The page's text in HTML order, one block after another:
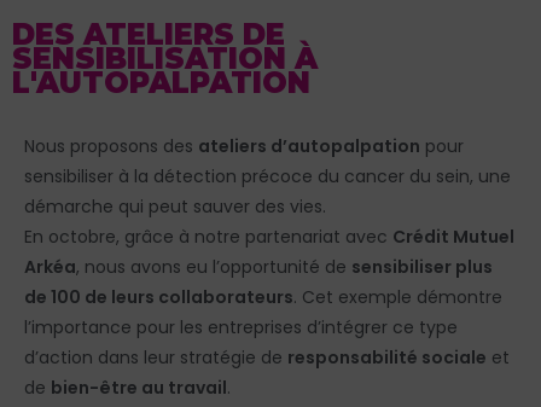
DES ATELIERS DE
SENSIBILISATION À
L'AUTOPALPATION
Nous proposons des ateliers d’autopalpation pour
sensibiliser à la détection précoce du cancer du sein, une
démarche qui peut sauver des vies.
En octobre, grâce à notre partenariat avec Crédit Mutuel
Arkéa, nous avons eu l’opportunité de sensibiliser plus
de 100 de leurs collaborateurs. Cet exemple démontre
l’importance pour les entreprises d’intégrer ce type
d’action dans leur stratégie de responsabilité sociale et
de bien-être au travail.